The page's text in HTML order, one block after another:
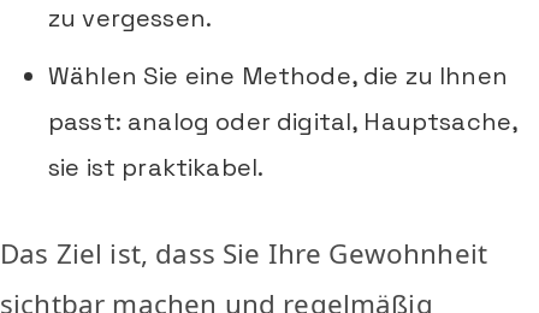
zu vergessen.
Wählen Sie eine Methode, die zu Ihnen
passt: analog oder digital, Hauptsache,
sie ist praktikabel.
Das Ziel ist, dass Sie Ihre Gewohnheit
sichtbar machen und regelmäßig